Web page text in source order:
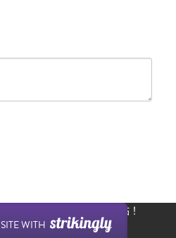
WITH
。 立即免費擁有一個網站！